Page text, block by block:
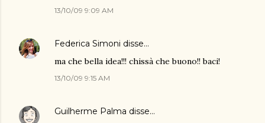
13/10/09 9:09 AM
Federica Simoni disse…
ma che bella idea!!! chissà che buono!! baci!
13/10/09 9:15 AM
Guilherme Palma disse…